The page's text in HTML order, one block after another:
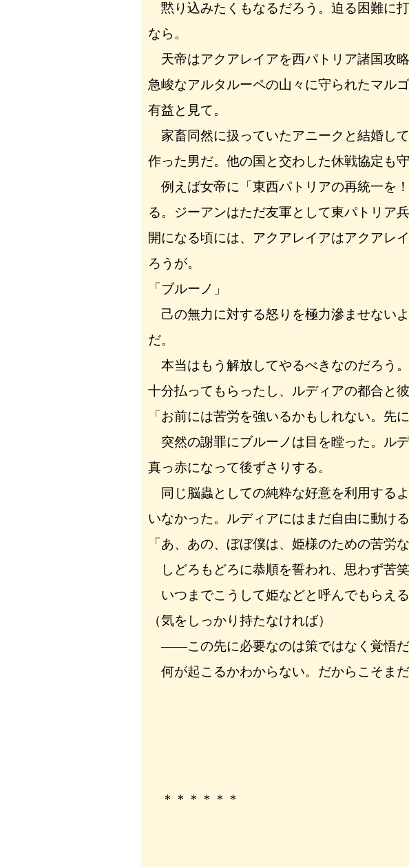
黙り込みたくもなるだろう。迫る困難に
なら。
天帝はアクアレイアを西パトリア諸国攻
急峻なアルタルーペの山々に守られたマル
有益と見て。
家畜同然に扱っていたアニークと結婚し
作った男だ。他の国と交わした休戦協定も
例えば女帝に「東西パトリアの再統一を
る。ジーアンはただ友軍として東パトリア
開になる頃には、アクアレイアはアクアレ
ろうが。
「ブルーノ」
己の無力に対する怒りを極力滲ませない
だ。
本当はもう解放してやるべきなのだろう
十分払ってもらったし、ルディアの都合と
「お前には苦労を強いるかもしれない。先
突然の謝罪にブルーノは目を瞠った。ル
真っ赤になって後ずさりする。
同じ脳蟲としての純粋な好意を利用する
いなかった。ルディアにはまだ自由に動け
「あ、あの、ぼぼ僕は、姫様のための苦労
しどろもどろに恭順を誓われ、思わず苦笑
いつまでこうして姫などと呼んでもらえる
（気をしっかり持たなければ）
――この先に必要なのは策ではなく覚悟だ
何が起こるかわからない。だからこそま
＊＊＊＊＊＊